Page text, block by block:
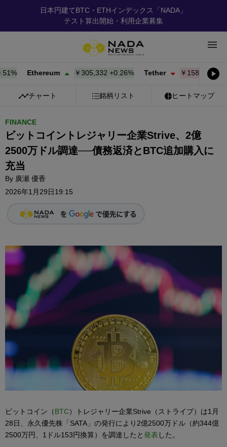
日本円建てBTC・ETHインデックス「NADA」
テスト算出開始・利用企業募集
Ethereum ￥305,342+0.26% Tether ￥158.50-0.01%
チャート 銘柄リスト ヒートマップ
FINANCE
ビットコイントレジャリー企業Strive、2億
2500万ドル調達──債務返済とBTC追加購入に
充当
By 廣瀬 優香
2026年1月29日19:15
ビットコイン（BTC）トレジャリー企業Strive（ストライブ）は1月
28日、永久優先株「SATA」の発行により2億2500万ドル（約344億
2500万円、1ドル153円換算）を調達したと発表 した。